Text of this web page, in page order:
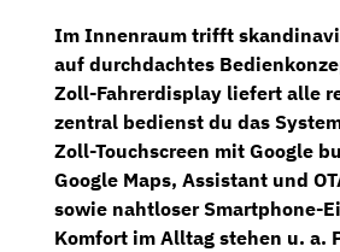
Im Innenraum trifft
auf durchdachtes
Zoll-Fahrerdisplay liefert alle
zentral bedienst du das
Zoll-Touchscreen mit Google
Google Maps, Assistant und
sowie nahtloser Smartphone-
Komfort im Alltag stehen u. a.